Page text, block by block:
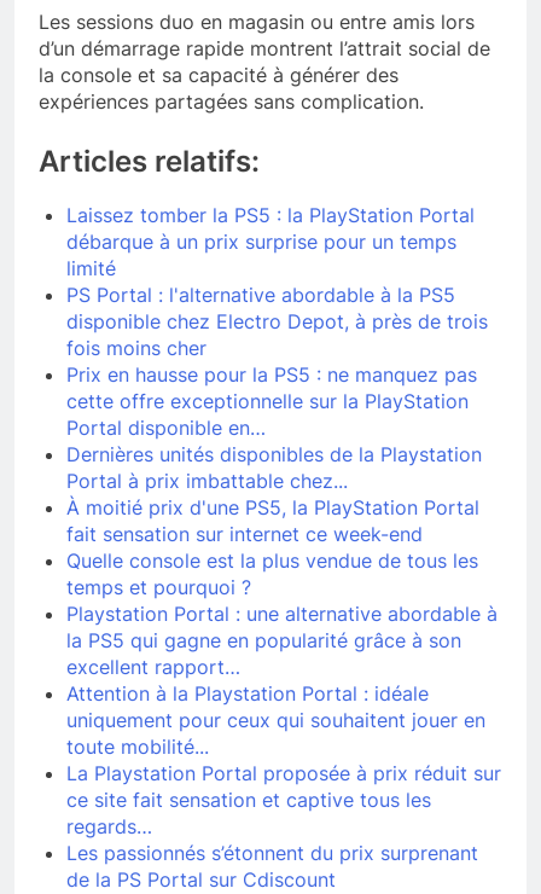
Les sessions duo en magasin ou entre amis lors
d’un démarrage rapide montrent l’attrait social de
la console et sa capacité à générer des
expériences partagées sans complication.
Articles relatifs:
Laissez tomber la PS5 : la PlayStation Portal
débarque à un prix surprise pour un temps
limité
PS Portal : l'alternative abordable à la PS5
disponible chez Electro Depot, à près de trois
fois moins cher
Prix en hausse pour la PS5 : ne manquez pas
cette offre exceptionnelle sur la PlayStation
Portal disponible en…
Dernières unités disponibles de la Playstation
Portal à prix imbattable chez...
À moitié prix d'une PS5, la PlayStation Portal
fait sensation sur internet ce week-end
Quelle console est la plus vendue de tous les
temps et pourquoi ?
Playstation Portal : une alternative abordable à
la PS5 qui gagne en popularité grâce à son
excellent rapport…
Attention à la Playstation Portal : idéale
uniquement pour ceux qui souhaitent jouer en
toute mobilité...
La Playstation Portal proposée à prix réduit sur
ce site fait sensation et captive tous les
regards…
Les passionnés s’étonnent du prix surprenant
de la PS Portal sur Cdiscount